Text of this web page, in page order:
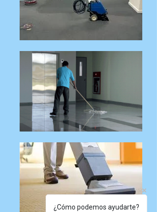
¿Cómo podemos ayudarte?